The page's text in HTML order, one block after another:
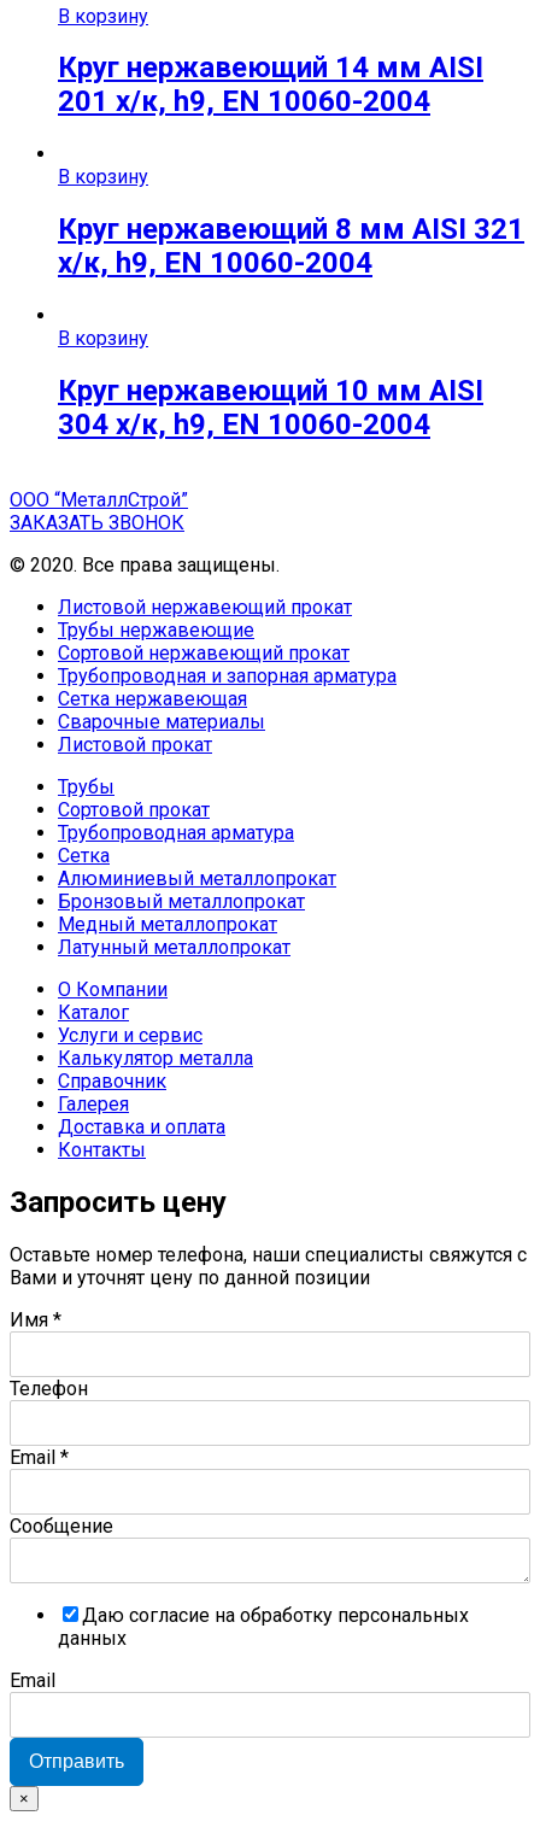
В корзину
Круг нержавеющий 14 мм AISI
201 х/к, h9, EN 10060-2004
В корзину
Круг нержавеющий 8 мм AISI 321
х/к, h9, EN 10060-2004
В корзину
Круг нержавеющий 10 мм AISI
304 х/к, h9, EN 10060-2004
ООО “МеталлСтрой”
ЗАКАЗАТЬ ЗВОНОК
© 2020. Все права защищены.
Листовой нержавеющий прокат
Трубы нержавеющие
Сортовой нержавеющий прокат
Трубопроводная и запорная арматура
Сетка нержавеющая
Сварочные материалы
Листовой прокат
Трубы
Сортовой прокат
Трубопроводная арматура
Сетка
Алюминиевый металлопрокат
Бронзовый металлопрокат
Медный металлопрокат
Латунный металлопрокат
О Компании
Каталог
Услуги и сервис
Калькулятор металла
Справочник
Галерея
Доставка и оплата
Контакты
Запросить цену
Оставьте номер телефона, наши специалисты свяжутся с
Вами и уточнят цену по данной позиции
Имя *
Телефон
Email *
Сообщение
Даю согласие на обработку персональных
данных
Email
Отправить
×